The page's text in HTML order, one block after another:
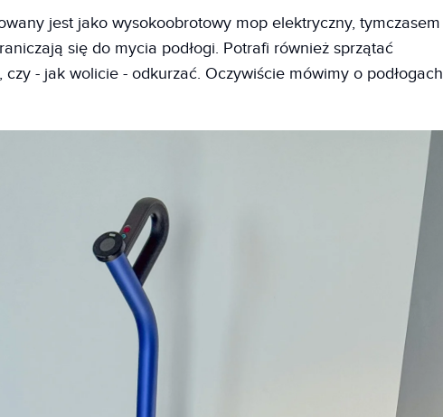
jest jako wysokoobrotowy mop elektryczny, tymczasem
się do mycia podłogi. Potrafi również sprzątać
czy - jak wolicie - odkurzać. Oczywiście mówimy o podłogach